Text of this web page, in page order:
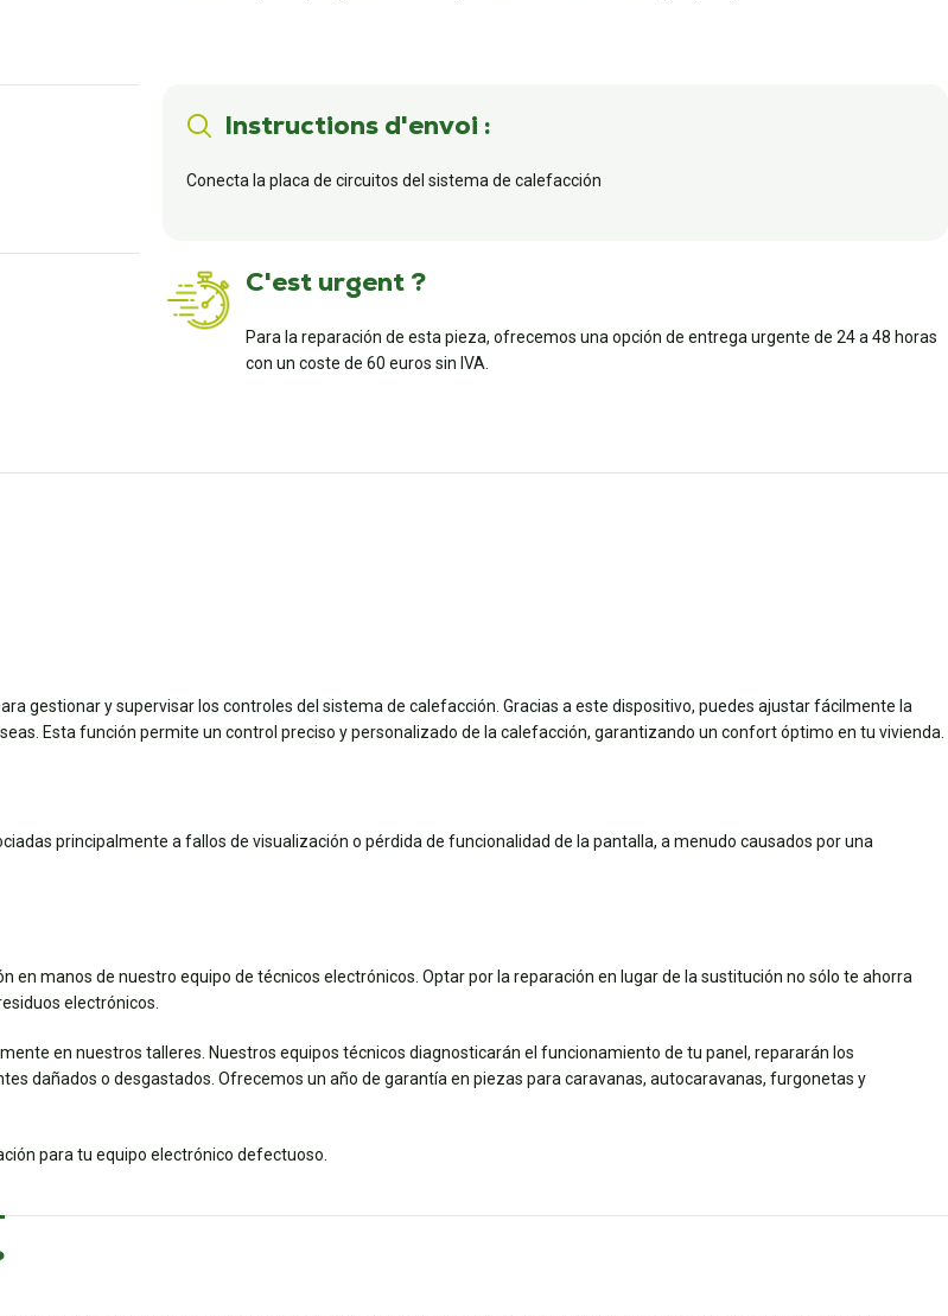
Instructions d'envoi :
Conecta la placa de circuitos del sistema de calefacción
C'est urgent ?
Para la reparación de esta pieza, ofrecemos una opción de entrega urgente de 24 a 48 horas
con un coste de 60 euros sin IVA.
gestionar y supervisar los controles del sistema de calefacción. Gracias a este dispositivo, puedes ajustar fácilmente la
Esta función permite un control preciso y personalizado de la calefacción, garantizando un confort óptimo en tu vivienda.
principalmente a fallos de visualización o pérdida de funcionalidad de la pantalla, a menudo causados por una
en manos de nuestro equipo de técnicos electrónicos. Optar por la reparación en lugar de la sustitución no sólo te ahorra
electrónicos.
en nuestros talleres. Nuestros equipos técnicos diagnosticarán el funcionamiento de tu panel, repararán los
dañados o desgastados. Ofrecemos un año de garantía en piezas para caravanas, autocaravanas, furgonetas y
para tu equipo electrónico defectuoso.